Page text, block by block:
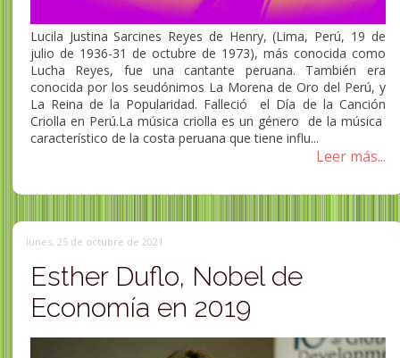
Lucila Justina Sarcines Reyes de Henry, (Lima, Perú, 19 de
julio de 1936-31 de octubre de 1973), más conocida como
Lucha Reyes, fue una cantante peruana. También era
conocida por los seudónimos La Morena de Oro del Perú, y
La Reina de la Popularidad. Falleció el Día de la Canción
Criolla en Perú.La música criolla es un género de la música
característico de la costa peruana que tiene influ...
Leer más...
lunes, 25 de octubre de 2021
Esther Duflo, Nobel de
Economía en 2019